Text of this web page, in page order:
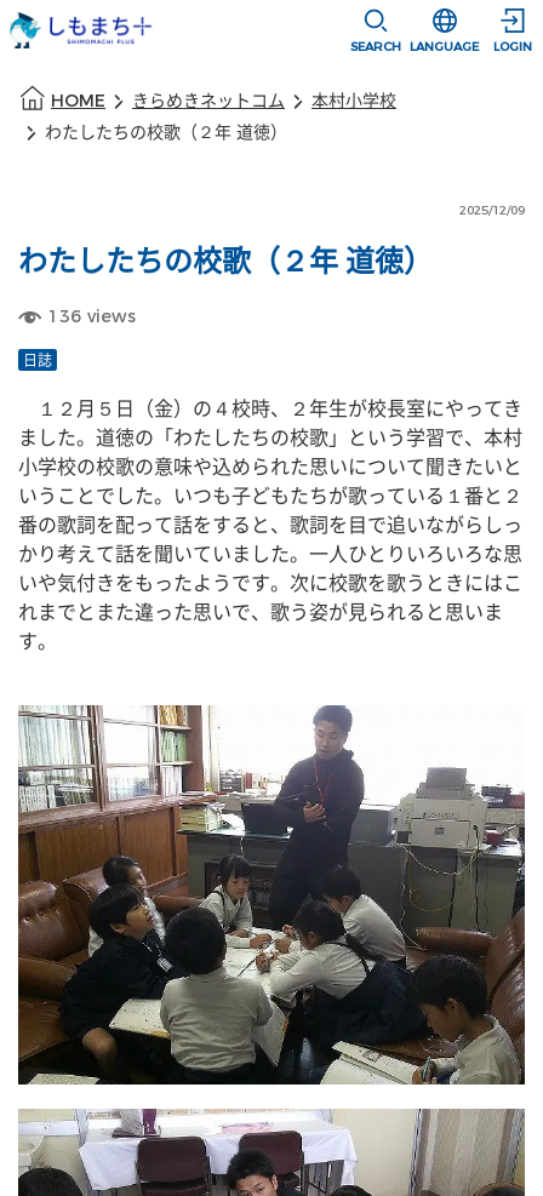
SEARCH
選択すると言
LANGUAGE LOGIN
HOME きらめきネットコム
本村小学校
わたしたちの校歌（２年 道徳）
2025/12/09
わたしたちの校歌（２年 道徳）
136 views
日誌
１２月５日（金）の４校時、２年生が校長室にやってき
ました。道徳の「わたしたちの校歌」という学習で、本村
小学校の校歌の意味や込められた思いについて聞きたいと
いうことでした。いつも子どもたちが歌っている１番と２
番の歌詞を配って話をすると、歌詞を目で追いながらしっ
かり考えて話を聞いていました。一人ひとりいろいろな思
いや気付きをもったようです。次に校歌を歌うときにはこ
れまでとまた違った思いで、歌う姿が見られると思いま
す。